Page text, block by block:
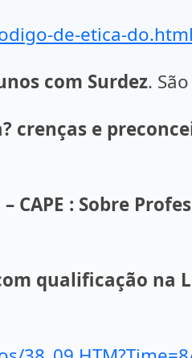
de-etica-do.html
com Surdez.
crenças e
CAPE : Sobre
qualificação